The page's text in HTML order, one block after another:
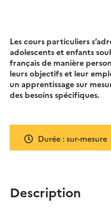
Les cours particuliers
adolescents et enfants
français de manière
leurs objectifs et leur
un apprentissage sur
des besoins spécifiques.
Durée : sur-mesure
Description